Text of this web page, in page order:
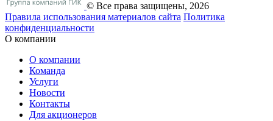
© Все права защищены, 2026
Правила использования материалов сайта Политика
конфиденциальности
О компании
О компании
Команда
Услуги
Новости
Контакты
Для акционеров